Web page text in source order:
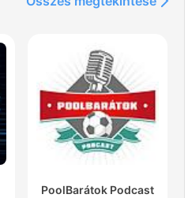
PoolBarátok Podcast